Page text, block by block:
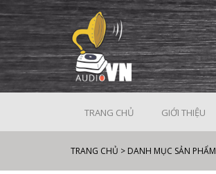
TRANG CHỦ GIỚI THIỆU
TRANG CHỦ > DANH MỤC SẢN PHẨM